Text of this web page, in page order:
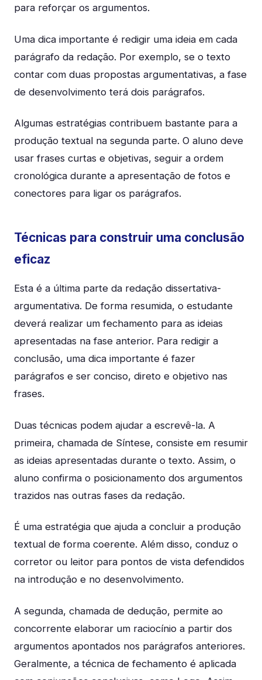
para reforçar os argumentos.
Uma dica importante é redigir uma ideia em cada
parágrafo da redação. Por exemplo, se o texto
contar com duas propostas argumentativas, a fase
de desenvolvimento terá dois parágrafos.
Algumas estratégias contribuem bastante para a
produção textual na segunda parte. O aluno deve
usar frases curtas e objetivas, seguir a ordem
cronológica durante a apresentação de fotos e
conectores para ligar os parágrafos.
Técnicas para construir uma conclusão
eficaz
Esta é a última parte da redação dissertativa-
argumentativa. De forma resumida, o estudante
deverá realizar um fechamento para as ideias
apresentadas na fase anterior. Para redigir a
conclusão, uma dica importante é fazer
parágrafos e ser conciso, direto e objetivo nas
frases.
Duas técnicas podem ajudar a escrevê-la. A
primeira, chamada de Síntese, consiste em resumir
as ideias apresentadas durante o texto. Assim, o
aluno confirma o posicionamento dos argumentos
trazidos nas outras fases da redação.
É uma estratégia que ajuda a concluir a produção
textual de forma coerente. Além disso, conduz o
corretor ou leitor para pontos de vista defendidos
na introdução e no desenvolvimento.
A segunda, chamada de dedução, permite ao
concorrente elaborar um raciocínio a partir dos
argumentos apontados nos parágrafos anteriores.
Geralmente, a técnica de fechamento é aplicada